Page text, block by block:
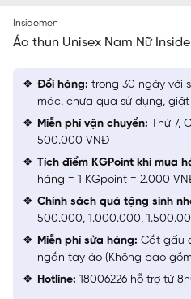
Insidemen
Áo thun Unisex Nam Nữ
Đổi hàng: trong 30 ngày với
mác, chưa qua sử dụng,
Miễn phí vận chuyển: Thứ 7,
500.000 VNĐ
Tích điểm KGPoint khi mua
hàng = 1 KGpoint = 2.000
Chính sách quà tặng sinh
500.000, 1.000.000,
Miễn phí sửa hàng: Cắt gấu
ngắn tay áo (Không bao
Hotline: 18006226 hỗ trợ từ